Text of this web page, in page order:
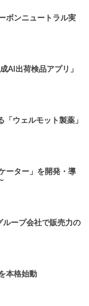
ボンニュートラル実
AI出荷検品アプリ」
ウェルモット製薬」
ーター」を開発・導
ループ会社で販売力の
本格始動